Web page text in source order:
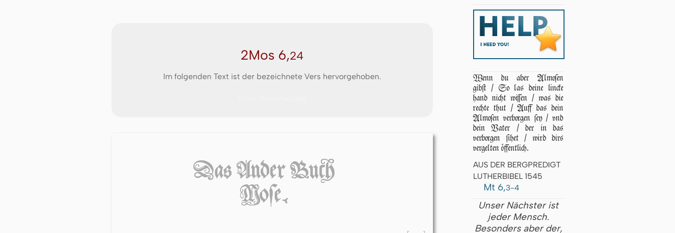
2Mos 6,24
Im folgenden Text ist der bezeichnete Vers hervorgehoben.
Das Ander Bucĥ
Moſe.
Wenn du aber Almoſen
gibſt / So las deine lincke
hand nicht wiſſen / was die
rechte thut / Auff das dein
Almoſen verborgen ſey / vnd
dein Vater / der in das
verborgen ſihet / wird dirs
vergelten öffentlich.
AUS DER BERGPREDIGT
LUTHERBIBEL 1545
Mt 6,3-4
Unser Nächster ist
jeder Mensch.
Besonders aber der,